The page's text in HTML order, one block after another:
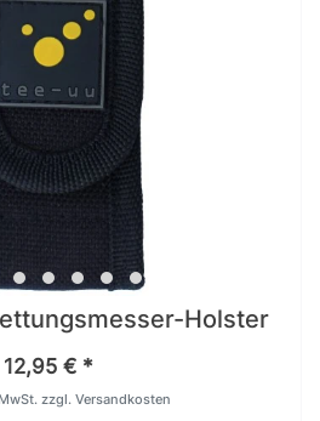
Holster
12,95 € *
zzgl. Versandkosten